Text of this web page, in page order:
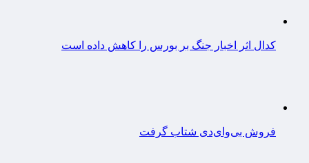
کدال اثر اخبار جنگ بر بورس را کاهش داده است
فروش بی‌وای‌دی شتاب گرفت